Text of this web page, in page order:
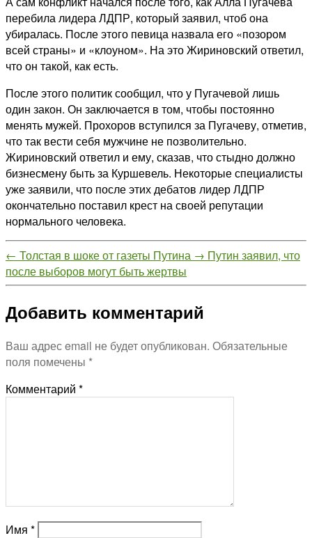
перебила лидера ЛДПР, который заявил, чтоб она
убиралась. После этого певица назвала его «позором
всей страны» и «клоуном». На это Жириновский ответил,
что он такой, как есть.
После этого политик сообщил, что у Пугачевой лишь
один закон. Он заключается в том, чтобы постоянно
менять мужей. Прохоров вступился за Пугачеву, отметив,
что так вести себя мужчине не позволительно.
Жириновский ответил и ему, сказав, что стыдно должно
бизнесмену быть за Куршевель. Некоторые специалисты
уже заявили, что после этих дебатов лидер ЛДПР
окончательно поставил крест на своей репутации
нормального человека.
← Толстая в шоке от газеты Путина → Путин заявил, что
после выборов могут быть жертвы
Добавить комментарий
Ваш адрес email не будет опубликован. Обязательные
поля помечены *
Комментарий *
Имя *